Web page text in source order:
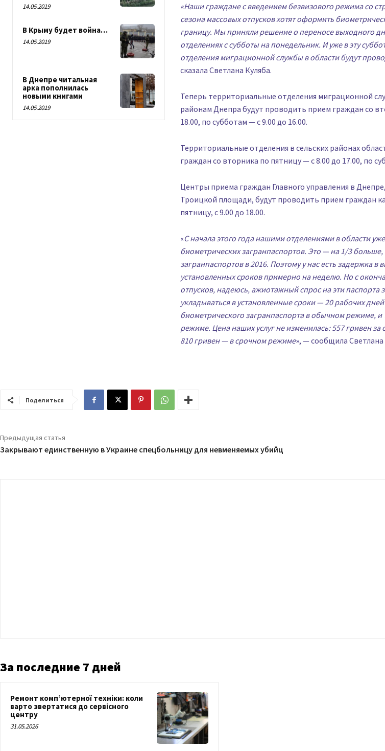
14.05.2019
В Крыму будет война…
14.05.2019
В Днепре читальная
арка пополнилась
новыми книгами
14.05.2019
«Наши граждане с введением безвизового режима со
сезона массовых отпусков хотят оформить
границу. Мы приняли решение о переносе выходного
отделениях с субботы на понедельник. И уже в эту
отделения миграционной службы в области будут
сказала Светлана Куляба.
Теперь территориальные отделения миграционной
районам Днепра будут проводить прием граждан со
18.00, по субботам — с 9.00 до 16.00.
Территориальные отделения в сельских районах
граждан со вторника по пятницу — с 8.00 до 17.00, по
Центры приема граждан Главного управления в
Троицкой площади, будут проводить прием граждан
пятницу, с 9.00 до 18.00.
«С начала этого года нашими отделениями в области
биометрических загранпаспортов. Это — на 1/3
загранпаспортов в 2016. Поэтому у нас есть задержка в
установленных сроков примерно на неделю. Но с
отпусков, надеюсь, ажиотажный спрос на эти паспорта
укладываться в установленные сроки — 20 рабочих
биометрического загранпаспорта в обычном режиме,
режиме. Цена наших услуг не изменилась: 557 гривен
810 гривен — в срочном режиме», — сообщила Светлана
Поделиться
Предыдущая статья
Закрывают единственную в Украине спецбольницу для невменяемых убийц
За последние 7 дней
Ремонт комп’ютерної техніки: коли
варто звертатися до сервісного
центру
31.05.2026